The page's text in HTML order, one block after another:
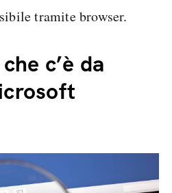
tramite browser.
c’è da